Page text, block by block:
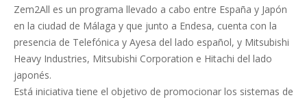
Zem2All es un programa llevado a cabo entre España y Japón
en la ciudad de Málaga y que junto a Endesa, cuenta con la
presencia de Telefónica y Ayesa del lado español, y Mitsubishi
Heavy Industries, Mitsubishi Corporation e Hitachi del lado
japonés.
Está iniciativa tiene el objetivo de promocionar los sistemas de